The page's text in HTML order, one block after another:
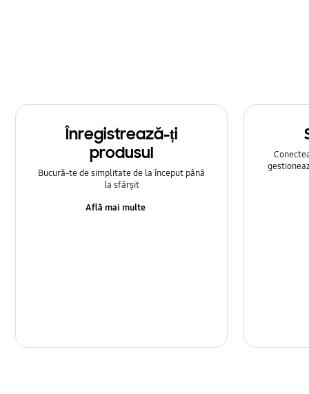
Înregistrează-ți
produsul
Bucură-te de simplitate de la început până
la sfârșit
Află mai multe